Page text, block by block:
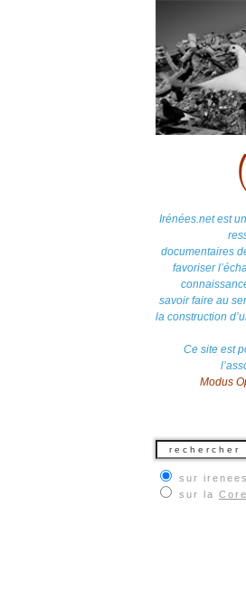
Irénées.net est
documentaires
favoriser
savoir faire au
la construction
Ce site est
Modus
sur
sur la